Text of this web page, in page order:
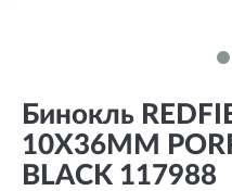
Бинокль
10X36MM
BLACK 117988